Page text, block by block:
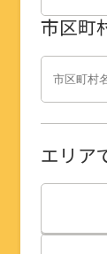
市区町
エリア